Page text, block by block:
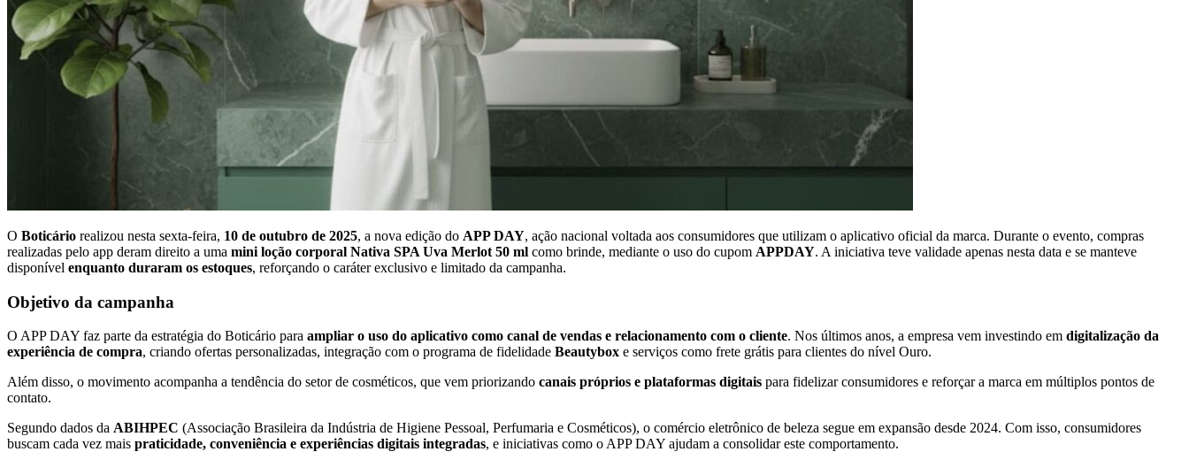
O Boticário realizou nesta sexta-feira, 10 de outubro de 2025, a nova edição do APP DAY, ação nacional voltada aos consumidores que utilizam o aplicativo oficial da marca. Durante o evento, compras
realizadas pelo app deram direito a uma mini loção corporal Nativa SPA Uva Merlot 50 ml como brinde, mediante o uso do cupom APPDAY. A iniciativa teve validade apenas nesta data e se manteve
disponível enquanto duraram os estoques, reforçando o caráter exclusivo e limitado da campanha.
Objetivo da campanha
O APP DAY faz parte da estratégia do Boticário para ampliar o uso do aplicativo como canal de vendas e relacionamento com o cliente. Nos últimos anos, a empresa vem investindo em digitalização da
experiência de compra, criando ofertas personalizadas, integração com o programa de fidelidade Beautybox e serviços como frete grátis para clientes do nível Ouro.
Além disso, o movimento acompanha a tendência do setor de cosméticos, que vem priorizando canais próprios e plataformas digitais para fidelizar consumidores e reforçar a marca em múltiplos pontos de
contato.
Segundo dados da ABIHPEC (Associação Brasileira da Indústria de Higiene Pessoal, Perfumaria e Cosméticos), o comércio eletrônico de beleza segue em expansão desde 2024. Com isso, consumidores
buscam cada vez mais praticidade, conveniência e experiências digitais integradas, e iniciativas como o APP DAY ajudam a consolidar este comportamento.